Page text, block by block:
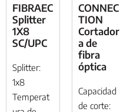
FIBRAEC
Splitter
1X8
SC/UPC
Splitter:
1x8
Temperat
CONNEC
TION
Cortador
a de
fibra
óptica
Capacidad
de corte: